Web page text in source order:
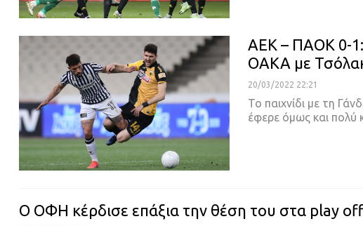
ΑΕΚ – ΠΑΟΚ 0-1:
ΟΑΚΑ με
20/03/2022 22:21
Το παιχνίδι με τη
έφερε όμως και πολύ
Ο ΟΦΗ κέρδισε επάξια την θέση του στα play